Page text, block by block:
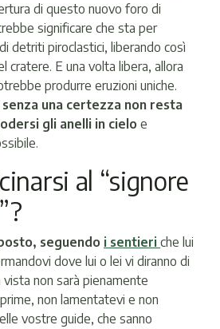
di questo nuovo foro di
significare che sta per
detriti piroclastici, liberando così
cratere. E una volta libera, allora
produrre eruzioni uniche.
una certezza non resta
gli anelli in cielo e
al “signore
seguendo i sentieri che lui
dove lui o lei vi diranno di
non sarà pienamente
non lamentatevi e non
vostre guide, che sanno